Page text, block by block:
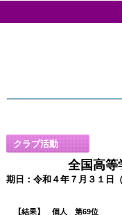
クラブ活動
全国高等
期日：令和４年７月３１
【結果】 個人 第69位